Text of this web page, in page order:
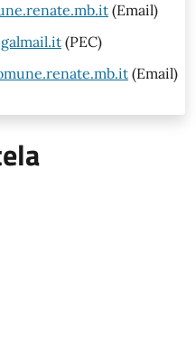
(Email)
(PEC)
(Email)